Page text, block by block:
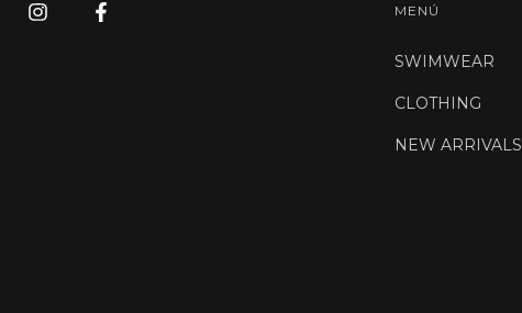
MENÚ
SWIMWEAR
CLOTHING
NEW ARRIVALS